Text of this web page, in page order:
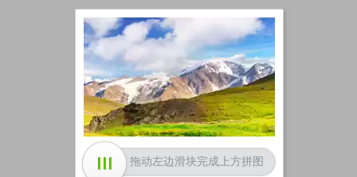
加载中
拖动左边滑块完成上方拼图